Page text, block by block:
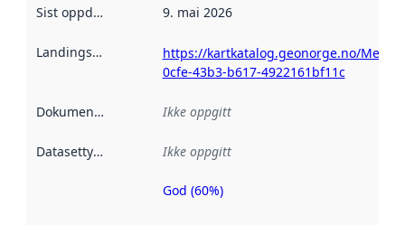
Sist oppdatert 9. mai 2026
Landingsside
https://kartkatalog.geonorge.no/
0cfe-43b3-b617-4922161bf11c
Dokumentasjon Ikke oppgitt
Datasettype Ikke oppgitt
Metadatakvalitet
God (60%)